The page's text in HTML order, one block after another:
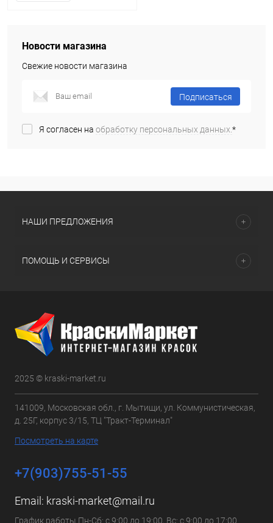
Новости магазина
Свежие новости магазина
Подписаться
Я согласен на обработку персональных данных.*
НАШИ ПРЕДЛОЖЕНИЯ
ПОМОЩЬ И СЕРВИСЫ
2025 © kraski-market.ru
141009, Московская обл., г. Мытищи, ул. Коммунистическая,
д. 25Г, корпус 3/15, ТЦ "Тракт-Терминал"
Посмотреть на карте
+7(903)755-51-55
Email: kraski-market@mail.ru
График работы Пн-Сб: с 9:00 до 19:00, Вс: с 9:00 до 17:00